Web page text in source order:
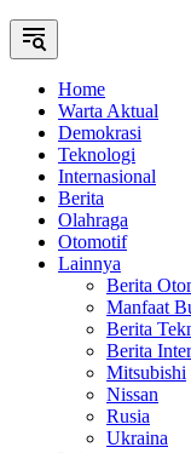
Home
Warta Aktual
Demokrasi
Teknologi
Internasional
Berita
Olahraga
Otomotif
Lainnya
Berita
Manfaat
Berita
Berita
Mitsubishi
Nissan
Rusia
Ukraina